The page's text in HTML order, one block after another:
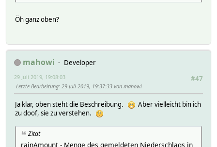
Öh ganz oben?
mahowi
Developer
#47
29 Juli 2019, 19:08:03
Letzte Bearbeitung: 29 Juli 2019, 19:37:33 von mahowi
Ja klar, oben steht die Beschreibung.
Aber vielleicht bin ich
zu doof, sie zu verstehen.
Zitat
rainAmount - Menge des gemeldeten Niederschlags in